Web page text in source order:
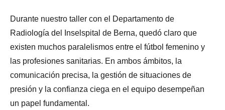
Durante nuestro taller con el Departamento de
Radiología del Inselspital de Berna, quedó claro que
existen muchos paralelismos entre el fútbol femenino y
las profesiones sanitarias. En ambos ámbitos, la
comunicación precisa, la gestión de situaciones de
presión y la confianza ciega en el equipo desempeñan
un papel fundamental.